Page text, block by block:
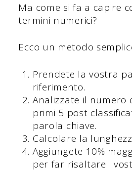
Ma come si fa a capire
termini numerici?
Ecco un metodo
Prendete la vostra
riferimento.
Analizzate il numero
primi 5 post
parola chiave.
Calcolare la
Aggiungete 10%
per far risaltare i